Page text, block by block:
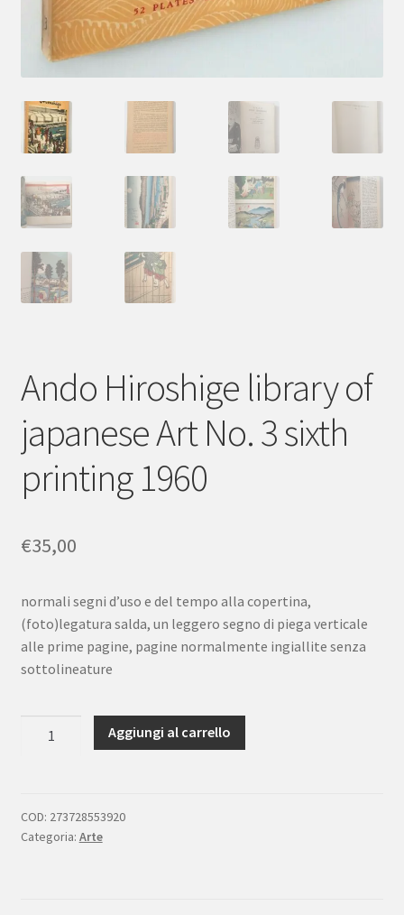
Ando Hiroshige library of
japanese Art No. 3 sixth
printing 1960
€35,00
normali segni d’uso e del tempo alla copertina,
(foto)legatura salda, un leggero segno di piega verticale
alle prime pagine, pagine normalmente ingiallite senza
sottolineature
japanese
Art
Aggiungi al carrello
COD: 273728553920
Categoria: Arte